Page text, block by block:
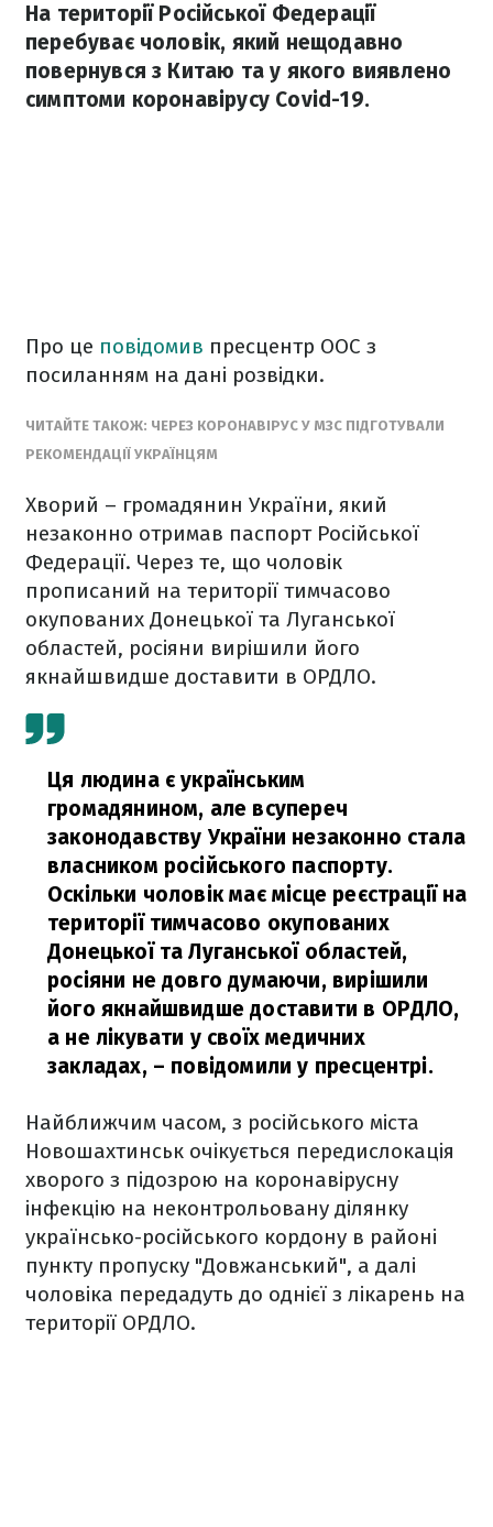
На території Російської Федерації
перебуває чоловік, який нещодавно
повернувся з Китаю та у якого виявлено
симптоми коронавірусу Covid-19.
Про це повідомив пресцентр ООС з
посиланням на дані розвідки.
ЧИТАЙТЕ ТАКОЖ: ЧЕРЕЗ КОРОНАВІРУС У МЗС ПІДГОТУВАЛИ
РЕКОМЕНДАЦІЇ УКРАЇНЦЯМ
Хворий – громадянин України, який
незаконно отримав паспорт Російської
Федерації. Через те, що чоловік
прописаний на території тимчасово
окупованих Донецької та Луганської
областей, росіяни вирішили його
якнайшвидше доставити в ОРДЛО.
Ця людина є українським
громадянином, але всупереч
законодавству України незаконно стала
власником російського паспорту.
Оскільки чоловік має місце реєстрації на
території тимчасово окупованих
Донецької та Луганської областей,
росіяни не довго думаючи, вирішили
його якнайшвидше доставити в ОРДЛО,
а не лікувати у своїх медичних
закладах, – повідомили у пресцентрі.
Найближчим часом, з російського міста
Новошахтинськ очікується передислокація
хворого з підозрою на коронавірусну
інфекцію на неконтрольовану ділянку
українсько-російського кордону в районі
пункту пропуску "Довжанський", а далі
чоловіка передадуть до однієї з лікарень на
території ОРДЛО.